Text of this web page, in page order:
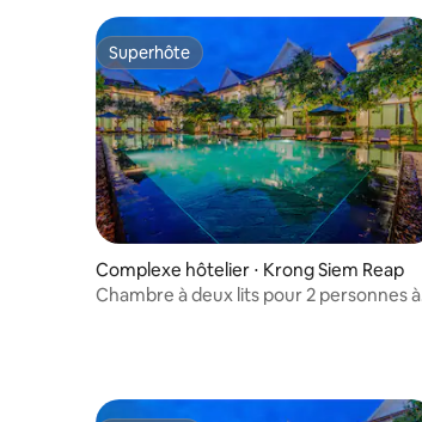
Superhôte
Superhôte
Complexe hôtelier ⋅ Krong Siem Reap
Chambre à deux lits pour 2 personnes à